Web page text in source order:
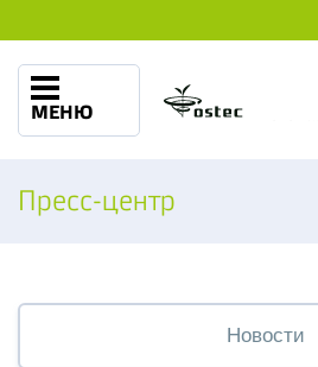
МЕНЮ
Пресс-центр
Новости